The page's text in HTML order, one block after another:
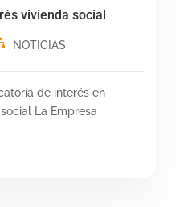
vivienda social
NOTICIAS
de interés en
La Empresa